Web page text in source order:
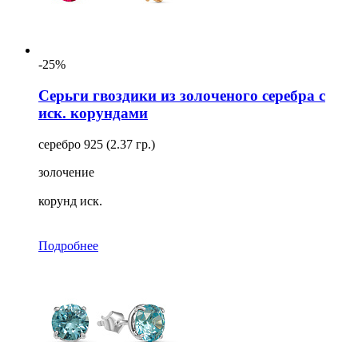
-25%
Серьги гвоздики из золоченого серебра с
иск. корундами
серебро 925 (2.37 гр.)
золочение
корунд иск.
Подробнее